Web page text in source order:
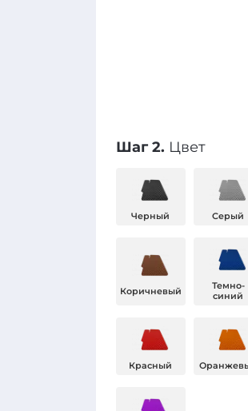
Шаг 2. Цвет
Черный Серый
Коричневый
Темно-
синий
Красный